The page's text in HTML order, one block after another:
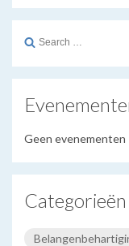
Search
Geen evenementen
Categorieën